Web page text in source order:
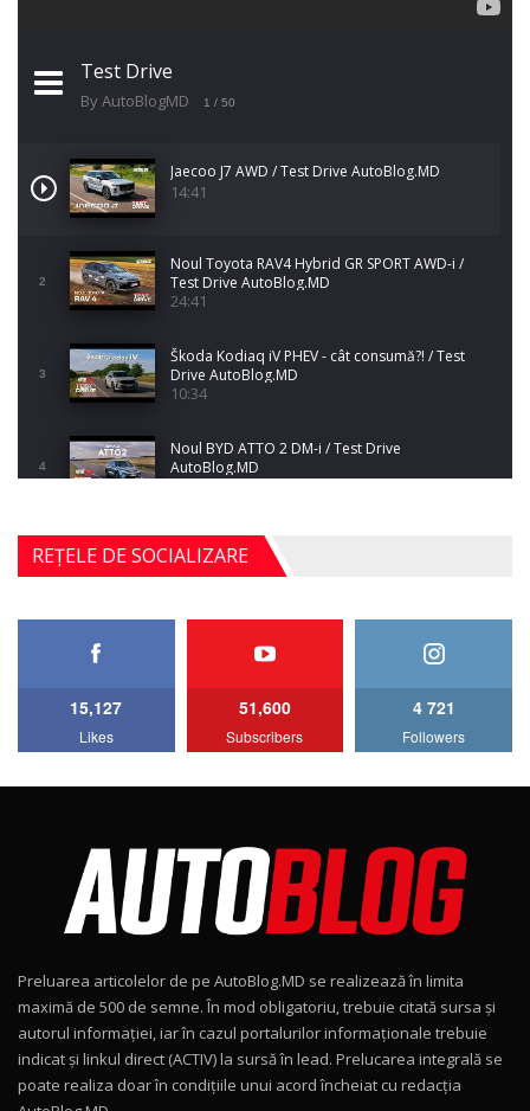
Test Drive
By AutoBlogMD 1 / 50
Jaecoo J7 AWD / Test Drive AutoBlog.MD
14:41
2
Noul Toyota RAV4 Hybrid GR SPORT AWD-i /
Test Drive AutoBlog.MD
24:41
3
Škoda Kodiaq iV PHEV - cât consumă?! / Test
Drive AutoBlog.MD
10:34
4
Noul BYD ATTO 2 DM-i / Test Drive
AutoBlog.MD
17:35
5
Noul Mercedes-Benz S-Class facelift (S 580
4MATIC V223) / Test Drive AutoBlog.MD
27:33
AutoBlog.MD
15:08
Noul Geely EX2 / Test Drive AutoBlog.MD
15:22
Mercedes-AMG E 53 HYBRID 4MATIC+ / Test
Drive AutoBlog.MD
16:27
Noul Volvo ES90 / Test Drive AutoBlog.MD
REȚELE DE SOCIALIZARE
15,127
Likes
51,600
Subscribers
4 721
Followers
Preluarea articolelor de pe AutoBlog.MD se realizează în limita
maximă de 500 de semne. În mod obligatoriu, trebuie citată sursa și
autorul informației, iar în cazul portalurilor informaționale trebuie
indicat și linkul direct (ACTIV) la sursă în lead. Prelucarea integrală se
poate realiza doar în condițiile unui acord încheiat cu redacţia